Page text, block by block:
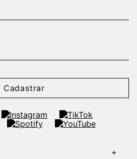
Cadastrar
+